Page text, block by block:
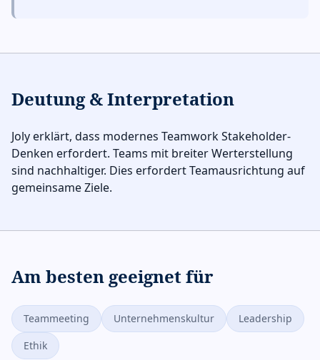
Deutung & Interpretation
Joly erklärt, dass modernes Teamwork Stakeholder-
Denken erfordert. Teams mit breiter Werterstellung
sind nachhaltiger. Dies erfordert Teamausrichtung auf
gemeinsame Ziele.
Am besten geeignet für
Teammeeting Unternehmenskultur
Leadership
Ethik